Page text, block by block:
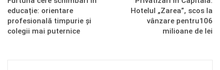
educație: orientare
profesională timpurie și
colegii mai puternice
Hotelul „Zarea”, scos la
vânzare pentru106
milioane de lei